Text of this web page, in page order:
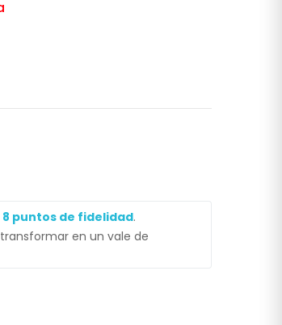
8 puntos de fidelidad.
en un vale de